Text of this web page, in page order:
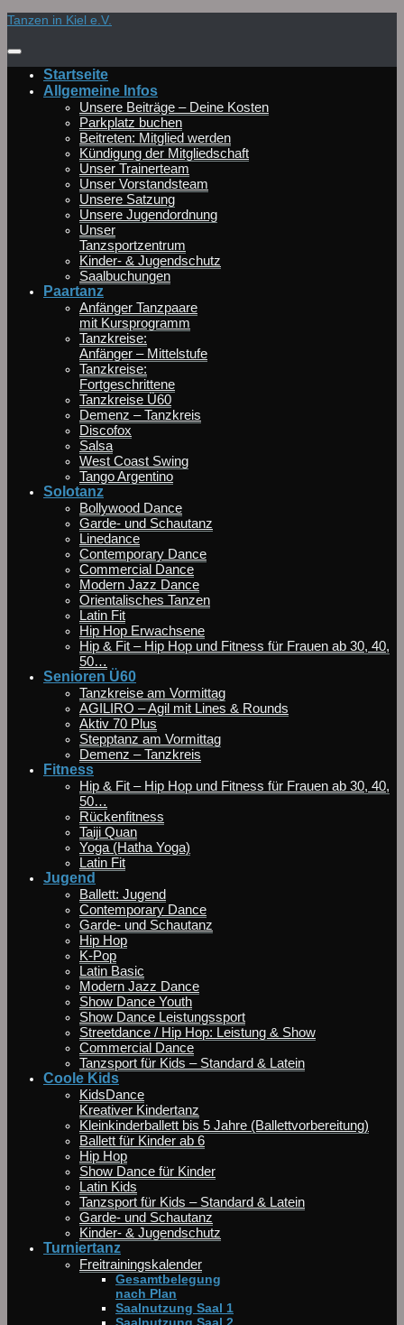
Zum
springen
Tanzen in Kiel e.V.
Startseite
Allgemeine Infos
Unsere Beiträge – Deine Kosten
Parkplatz buchen
Beitreten: Mitglied werden
Kündigung der Mitgliedschaft
Unser Trainerteam
Unser Vorstandsteam
Unsere Satzung
Unsere Jugendordnung
Unser
Tanzsportzentrum
Kinder- & Jugendschutz
Saalbuchungen
Paartanz
Anfänger Tanzpaare
mit Kursprogramm
Tanzkreise:
Anfänger – Mittelstufe
Tanzkreise:
Fortgeschrittene
Tanzkreise Ü60
Demenz – Tanzkreis
Discofox
Salsa
West Coast Swing
Tango Argentino
Solotanz
Bollywood Dance
Garde- und Schautanz
Linedance
Contemporary Dance
Commercial Dance
Modern Jazz Dance
Orientalisches Tanzen
Latin Fit
Hip Hop Erwachsene
Hip & Fit – Hip Hop und Fitness für Frauen ab 30, 40,
50…
Senioren Ü60
Tanzkreise am Vormittag
AGILIRO – Agil mit Lines & Rounds
Aktiv 70 Plus
Stepptanz am Vormittag
Demenz – Tanzkreis
Fitness
Hip & Fit – Hip Hop und Fitness für Frauen ab 30, 40,
50…
Rückenfitness
Taiji Quan
Yoga (Hatha Yoga)
Latin Fit
Jugend
Ballett: Jugend
Contemporary Dance
Garde- und Schautanz
Hip Hop
K-Pop
Latin Basic
Modern Jazz Dance
Show Dance Youth
Show Dance Leistungssport
Streetdance / Hip Hop: Leistung & Show
Commercial Dance
Tanzsport für Kids – Standard & Latein
Coole Kids
KidsDance
Kreativer Kindertanz
Kleinkinderballett bis 5 Jahre (Ballettvorbereitung)
Ballett für Kinder ab 6
Hip Hop
Show Dance für Kinder
Latin Kids
Tanzsport für Kids – Standard & Latein
Garde- und Schautanz
Kinder- & Jugendschutz
Turniertanz
Freitrainingskalender
Gesamtbelegung
nach Plan
Saalnutzung Saal 1